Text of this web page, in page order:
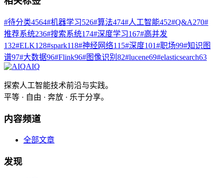
#待分类4564#机器学习526#算法474#人工智能452#Q&A270#
推荐系统236#搜索系统174#深度学习167#高并发
132#ELK128#spark118#神经网络115#深度101#职场99#知识图
谱97#大数据96#Flink96#图像识别 82#lucene69#elasticsearch63
AIQ
探索人工智能技术前沿与实践。
平等 · 自由 · 奔放 · 乐于分享。
内容频道
全部文章
发现